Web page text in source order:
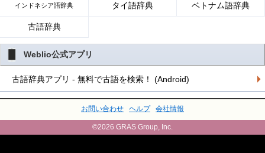
インドネシア語辞典 タイ語辞典 ベトナム語辞典
古語辞典
Weblio公式アプリ
古語辞典アプリ - 無料で古語を検索！ (Android)
お問い合わせ ヘルプ 会社情報
©2026 GRAS Group, Inc.